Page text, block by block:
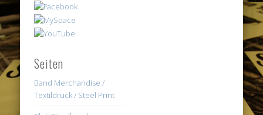
Seiten
Band Merchandise /
Textildruck / Steel Print